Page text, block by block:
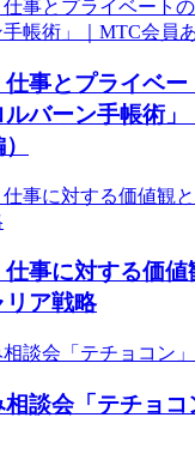
仕事とプライベ
バーン手帳術
仕事に対する価
リア戦略
談会「テチョコ